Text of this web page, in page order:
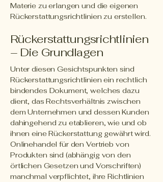
Materie zu erlangen und die eigenen
Rückerstattungsrichtlinien zu erstellen.
Rückerstattungsrichtlinien
– Die Grundlagen
Unter diesen Gesichtspunkten sind
Rückerstattungsrichtlinien ein rechtlich
bindendes Dokument, welches dazu
dient, das Rechtsverhältnis zwischen
dem Unternehmen und dessen Kunden
dahingehend zu etablieren, wie und ob
ihnen eine Rückerstattung gewährt wird.
Onlinehandel für den Vertrieb von
Produkten sind (abhängig von den
örtlichen Gesetzen und Vorschriften)
manchmal verpflichtet, ihre Richtlinien